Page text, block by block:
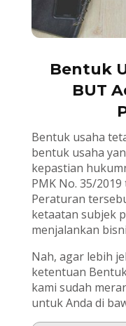
Bentuk
BUT
Bentuk usaha
bentuk usaha
kepastian
PMK No. 35/
Peraturan
ketaatan subjek
menjalankan
Nah, agar lebih
ketentuan
kami sudah
untuk Anda di